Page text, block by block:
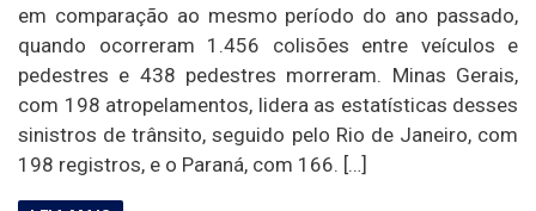
em comparação ao mesmo período do ano passado,
quando ocorreram 1.456 colisões entre veículos e
pedestres e 438 pedestres morreram. Minas Gerais,
com 198 atropelamentos, lidera as estatísticas desses
sinistros de trânsito, seguido pelo Rio de Janeiro, com
198 registros, e o Paraná, com 166. […]